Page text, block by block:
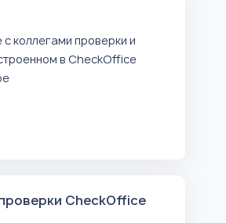
коллегами проверки и
в CheckOffice
CheckOffice